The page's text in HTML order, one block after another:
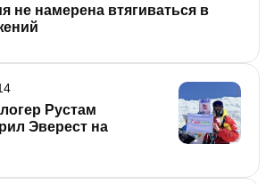
не намерена втягиваться в
Рустам
Эверест на